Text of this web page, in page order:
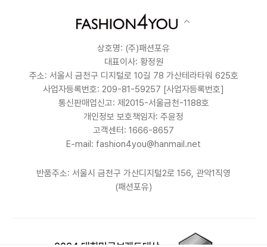
상호명: (주)패션포유
대표이사: 황정원
주소: 서울시 금천구 디지털로 10길 78 가산테라타워 625호
사업자등록번호: 209-81-59257 [사업자등록번호]
통신판매업신고: 제2015-서울금천-1188호
개인정보 보호책임자: 주윤정
고객센터: 1666-8657
E-mail: fashion4you@hanmail.net
반품주소: 서울시 금천구 가산디지털2로 156, 관악1직영
(패션포유)